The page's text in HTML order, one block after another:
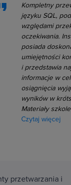
Kompletny
języku SQL,
względami
oczekiwania.
posiada
umiejętności
i przedstawia
informacje w
osiągnięcia
wyników w
Materiały
Czytaj więcej
przetwarzania i